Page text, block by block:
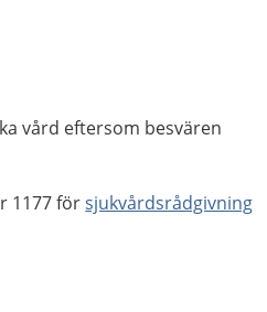
vård eftersom besvären
1177 försjukvårdsrådgivning